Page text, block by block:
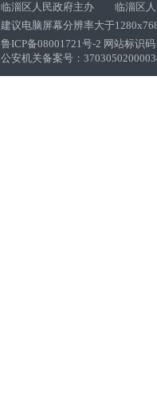
临淄区人民政府主办 临淄区人
建议电脑屏幕分辨率大于
鲁ICP备08001721号-2 网站标识
公安机关备案号：